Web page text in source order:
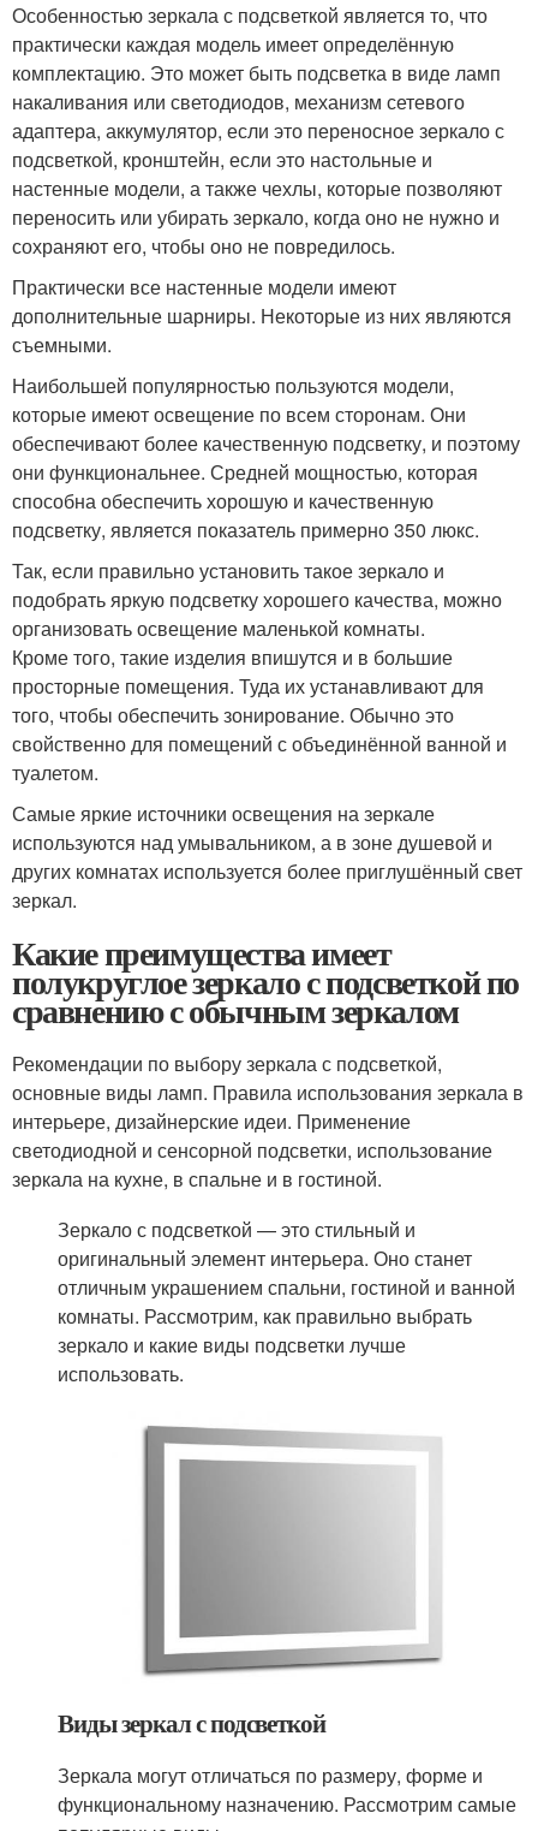
Особенностью зеркала с подсветкой является то, что
практически каждая модель имеет определённую
комплектацию. Это может быть подсветка в виде ламп
накаливания или светодиодов, механизм сетевого
адаптера, аккумулятор, если это переносное зеркало с
подсветкой, кронштейн, если это настольные и
настенные модели, а также чехлы, которые позволяют
переносить или убирать зеркало, когда оно не нужно и
сохраняют его, чтобы оно не повредилось.
Практически все настенные модели имеют
дополнительные шарниры. Некоторые из них являются
съемными.
Наибольшей популярностью пользуются модели,
которые имеют освещение по всем сторонам. Они
обеспечивают более качественную подсветку, и поэтому
они функциональнее. Средней мощностью, которая
способна обеспечить хорошую и качественную
подсветку, является показатель примерно 350 люкс.
Так, если правильно установить такое зеркало и
подобрать яркую подсветку хорошего качества, можно
организовать освещение маленькой комнаты.
Кроме того, такие изделия впишутся и в большие
просторные помещения. Туда их устанавливают для
того, чтобы обеспечить зонирование. Обычно это
свойственно для помещений с объединённой ванной и
туалетом.
Самые яркие источники освещения на зеркале
используются над умывальником, а в зоне душевой и
других комнатах используется более приглушённый свет
зеркал.
Какие преимущества имеет
полукруглое зеркало с подсветкой по
сравнению с обычным зеркалом
Рекомендации по выбору зеркала с подсветкой,
основные виды ламп. Правила использования зеркала в
интерьере, дизайнерские идеи. Применение
светодиодной и сенсорной подсветки, использование
зеркала на кухне, в спальне и в гостиной.
Зеркало с подсветкой — это стильный и
оригинальный элемент интерьера. Оно станет
отличным украшением спальни, гостиной и ванной
комнаты. Рассмотрим, как правильно выбрать
зеркало и какие виды подсветки лучше
использовать.
Виды зеркал с подсветкой
Зеркала могут отличаться по размеру, форме и
функциональному назначению. Рассмотрим самые